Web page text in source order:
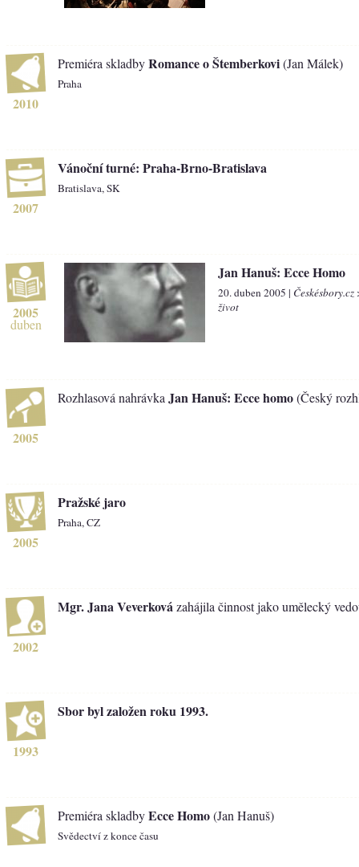
2010
Premiéra skladbyRomance o Štemberkovi(Jan Málek)
Praha
2007
Vánoční turné: Praha-Brno-Bratislava
Bratislava, SK
2005
duben
Jan Hanuš: Ecce Homo
20. duben 2005 |
život
2005
Rozhlasová nahrávka Jan Hanuš: Ecce homo(Český
2005
Pražské jaro
Praha, CZ
2002
Mgr. Jana Veverková zahájila činnost jako umělecký
1993
Sbor byl založen roku 1993.
Premiéra skladbyEcce Homo(Jan Hanuš)
Svědectví z konce času